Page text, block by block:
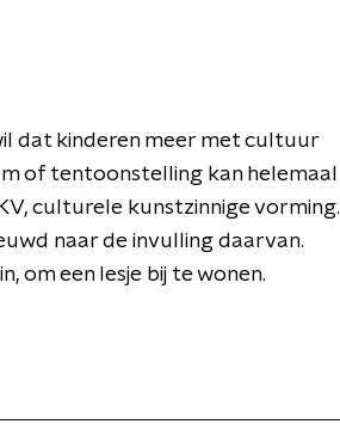
dat kinderen meer met cultuur
of tentoonstelling kan helemaal
culturele kunstzinnige vorming.
naar de invulling daarvan.
om een lesje bij te wonen.